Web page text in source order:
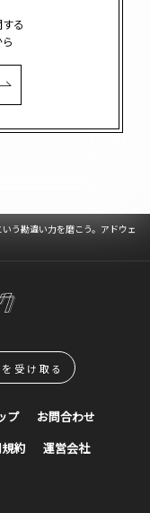
る
いう勘違い力を磨こう。アドウェ
受け取る
プ お問合わせ
約 運営会社